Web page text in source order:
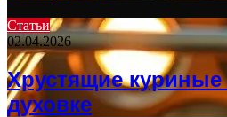
Статьи
02.04.2026
Хрустящие
духовке